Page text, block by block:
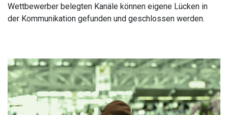
Wettbewerber belegten Kanäle können eigene Lücken in
der Kommunikation gefunden und geschlossen werden.